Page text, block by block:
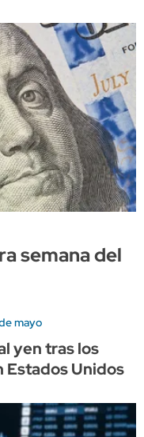
semana del
mayo
yen tras los
Estados Unidos